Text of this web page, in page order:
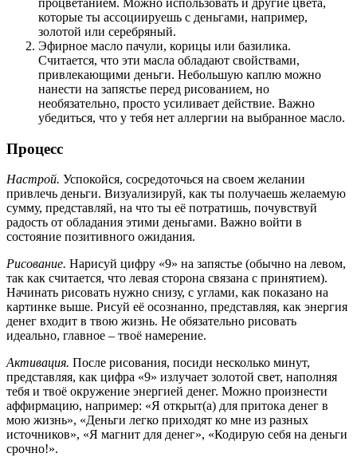
процветанием. Можно использовать и другие цвета,
которые ты ассоциируешь с деньгами, например,
золотой или серебряный.
Эфирное масло пачули, корицы или базилика.
Считается, что эти масла обладают свойствами,
привлекающими деньги. Небольшую каплю можно
нанести на запястье перед рисованием, но
необязательно, просто усиливает действие. Важно
убедиться, что у тебя нет аллергии на выбранное масло.
Процесс
Настрой. Успокойся, сосредоточься на своем желании
привлечь деньги. Визуализируй, как ты получаешь желаемую
сумму, представляй, на что ты её потратишь, почувствуй
радость от обладания этими деньгами. Важно войти в
состояние позитивного ожидания.
Рисование. Нарисуй цифру «9» на запястье (обычно на левом,
так как считается, что левая сторона связана с принятием).
Начинать рисовать нужно снизу, с углами, как показано на
картинке выше. Рисуй её осознанно, представляя, как энергия
денег входит в твою жизнь. Не обязательно рисовать
идеально, главное – твоё намерение.
Активация. После рисования, посиди несколько минут,
представляя, как цифра «9» излучает золотой свет, наполняя
тебя и твоё окружение энергией денег. Можно произнести
аффирмацию, например: «Я открыт(а) для притока денег в
мою жизнь», «Деньги легко приходят ко мне из разных
источников», «Я магнит для денег», «Кодирую себя на деньги
срочно!».